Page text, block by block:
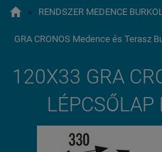
 » RENDSZER MEDENCE
GRA CRONOS Medence és Terasz
120X33 GRA